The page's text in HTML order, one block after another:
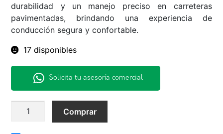
durabilidad y un manejo preciso en carreteras
pavimentadas, brindando una experiencia de
conducción segura y confortable.
17 disponibles
Solicita tu asesoría comercial
295/35R21
Comprar